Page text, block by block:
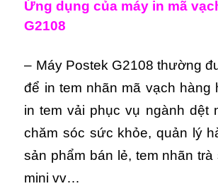
Ứng dụng của máy in mã
G2108
– Máy Postek G2108 thường
để in tem nhãn mã vạch hàng
in tem vải phục vụ ngành dệt
chăm sóc sức khỏe, quản lý
sản phẩm bán lẻ, tem nhãn
mini vv…